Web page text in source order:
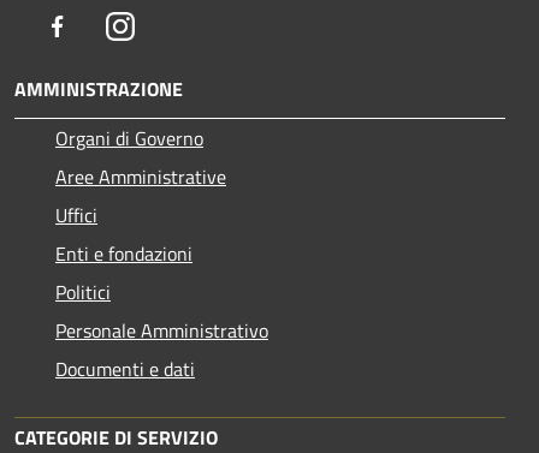
FacebookInstagram
AMMINISTRAZIONE
Organi di Governo
Aree Amministrative
Uffici
Enti e fondazioni
Politici
Personale Amministrativo
Documenti e dati
CATEGORIE DI SERVIZIO